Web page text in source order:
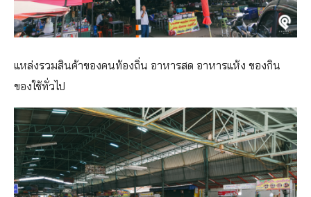
แหล่งรวมสินค้าของคนท้องถิ่น อาหารสด อาหารแห้ง ของกิน
ของใช้ทั่วไป